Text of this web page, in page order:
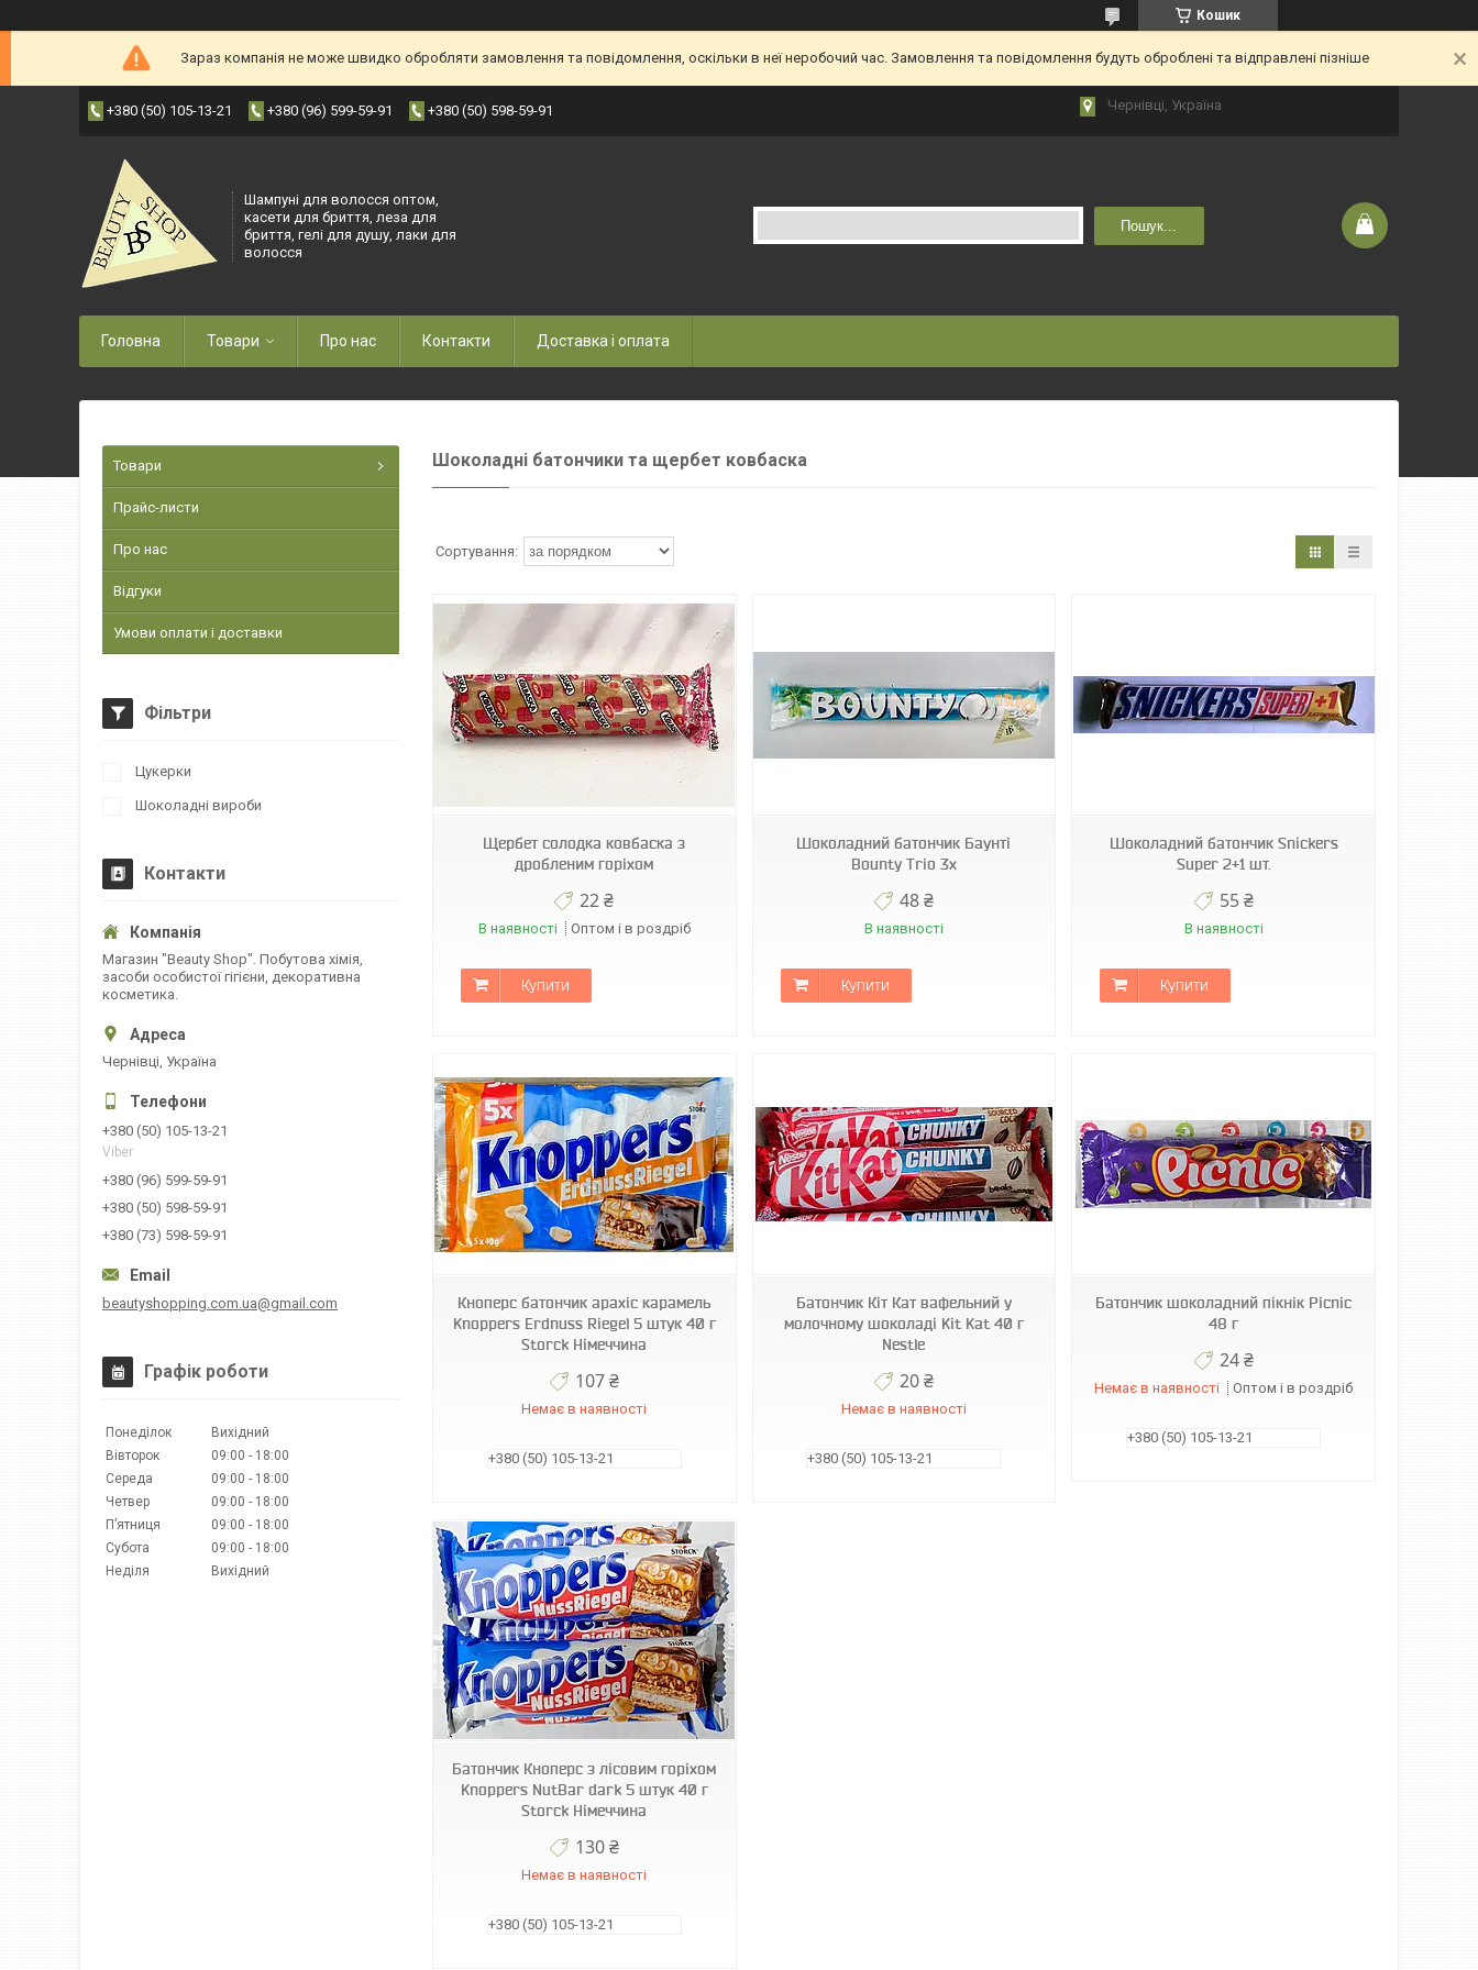
Кошик
Зараз компанія не може швидко обробляти замовлення та повідомлення, оскільки в неї неробочий час. Замовлення та повідомлення будуть оброблені та відправлені пізніше
+380 (50) 105-13-21 +380 (96) 599-59-91 +380 (50) 598-59-91 Чернівці, Україна
Шампуні для волосся оптом,
касети для бриття, леза для
бриття, гелі для душу, лаки для
волосся
Пошук...
Головна Товари Про нас Контакти Доставка і оплата
Шоколадні батончики та щербет ковбаска
6213 K
Щербет солодка ковбаска з
дробленим горіхом
22 ₴
В наявності Оптом і в роздріб
Купити
62113 Bounty Trio
Шоколадний батончик Баунті
Bounty Trio 3x
48 ₴
В наявності
Купити
Шоколадний батончик Snickers
Super 2+1 шт.
55 ₴
В наявності
Купити
6215
Кноперс батончик арахіс карамель
Knoppers Erdnuss Riegel 5 штук 40 г
Storck Німеччина
107 ₴
Немає в наявності
+380 (50) 105-13-21
6217
Батончик Кіт Кат вафельний у
молочному шоколаді Kit Kat 40 г
Nestle
20 ₴
Немає в наявності
+380 (50) 105-13-21
Батончик шоколадний пікнік Picnic
48 г
24 ₴
Немає в наявності Оптом і в роздріб
+380 (50) 105-13-21
Батончик Кноперс з лісовим горіхом
Knoppers NutBar dark 5 штук 40 г
Storck Німеччина
130 ₴
Немає в наявності
+380 (50) 105-13-21
Товари
Прайс-листи
Про нас
Відгуки
Умови оплати і доставки
Фільтри
Цукерки
Шоколадні вироби
Контакти
Магазин "Beauty Shop". Побутова хімія,
засоби особистої гігієни, декоративна
косметика.
Чернівці, Україна
+380 (50) 105-13-21
Viber
+380 (96) 599-59-91
+380 (50) 598-59-91
+380 (73) 598-59-91
beautyshopping.com.ua@gmail.com
Графік роботи
Понеділок
Вихідний
Вівторок
09:00
18:00
Середа
09:00
18:00
Четвер
09:00
18:00
Пʼятниця
09:00
18:00
Субота
09:00
18:00
Неділя
Вихідний